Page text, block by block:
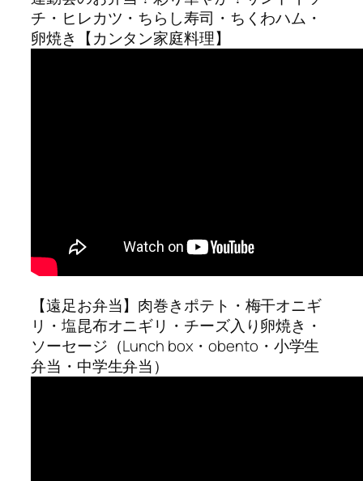
チ・ヒレカツ・ちらし寿司・ちくわハム・
卵焼き【カンタン家庭料理】
【遠足お弁当】肉巻きポテト・梅干オニギ
リ・塩昆布オニギリ・チーズ入り卵焼き・
ソーセージ（Lunch box・obento・小学生
弁当・中学生弁当）